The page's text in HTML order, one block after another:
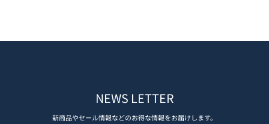
NEWS LETTER
新商品やセール情報などのお得な情報をお届けします。